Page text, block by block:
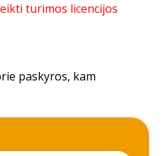
turimos licencijos
paskyros, kam